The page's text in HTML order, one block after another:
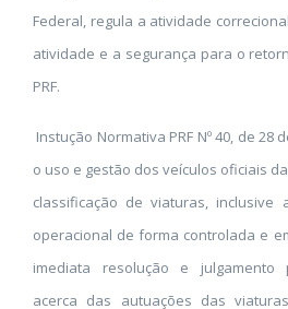
Federal, regula a atividade
atividade e a segurança para o
PRF.
Instução Normativa PRF Nº 40, de 28
o uso e gestão dos veículos oficiais
classificação de viaturas,
operacional de forma controlada e
imediata resolução e julgamento
acerca das autuações das